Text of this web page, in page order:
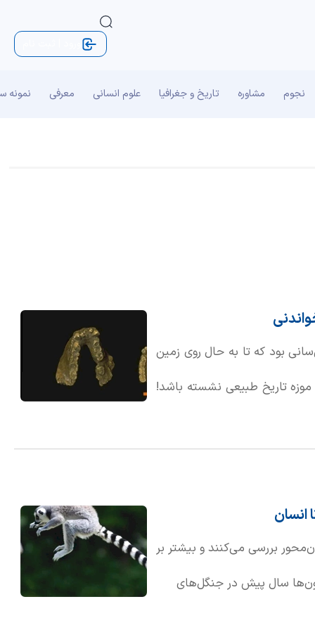
نجوم مشاوره تاریخ و جغرافیا علوم انسانی معرفی نمونه
بود که تا به حال روی زمین
پوندی در گوشه‌ای از موزه تاریخ طبیعی نشسته باشد!
اما به مراتب از یک گوریل
بررسی می‌کنند و بیشتر بر
سال پیش در جنگل‌های
– دسته‌ای از پستانداران